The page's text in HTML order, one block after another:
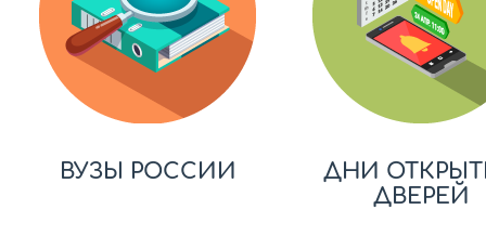
ВУЗЫ РОССИИ
ДНИ
ДВЕРЕЙ